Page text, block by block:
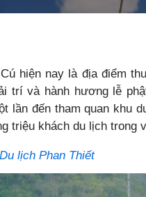
hiện nay là địa điểm
trí và hành hương lễ
lần đến tham quan khu
triệu khách du lịch trong
Du lịch Phan Thiết